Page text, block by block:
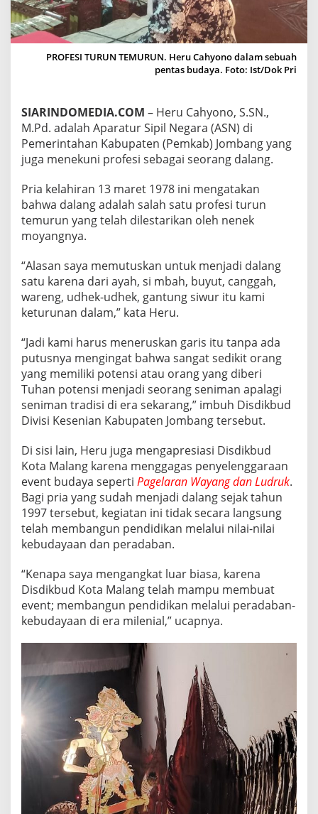
D
A
L
A
N
A
A
H
W
R
S
A
E
E
K
M
Y
A
N
G
PROFESI TURUN TEMURUN. Heru Cahyono dalam sebuah
pentas budaya. Foto: Ist/Dok Pri
SIARINDOMEDIA.COM – Heru Cahyono, S.SN.,
M.Pd. adalah Aparatur Sipil Negara (ASN) di
Pemerintahan Kabupaten (Pemkab) Jombang yang
juga menekuni profesi sebagai seorang dalang.
Pria kelahiran 13 maret 1978 ini mengatakan
bahwa dalang adalah salah satu profesi turun
temurun yang telah dilestarikan oleh nenek
moyangnya.
“Alasan saya memutuskan untuk menjadi dalang
satu karena dari ayah, si mbah, buyut, canggah,
wareng, udhek-udhek, gantung siwur itu kami
keturunan dalam,” kata Heru.
“Jadi kami harus meneruskan garis itu tanpa ada
putusnya mengingat bahwa sangat sedikit orang
yang memiliki potensi atau orang yang diberi
Tuhan potensi menjadi seorang seniman apalagi
seniman tradisi di era sekarang,” imbuh Disdikbud
Divisi Kesenian Kabupaten Jombang tersebut.
Di sisi lain, Heru juga mengapresiasi Disdikbud
Kota Malang karena menggagas penyelenggaraan
event budaya seperti Pagelaran Wayang dan Ludruk.
Bagi pria yang sudah menjadi dalang sejak tahun
1997 tersebut, kegiatan ini tidak secara langsung
telah membangun pendidikan melalui nilai-nilai
kebudayaan dan peradaban.
“Kenapa saya mengangkat luar biasa, karena
Disdikbud Kota Malang telah mampu membuat
event; membangun pendidikan melalui peradaban-
kebudayaan di era milenial,” ucapnya.